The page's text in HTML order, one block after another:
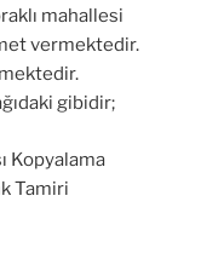
mahallesi
vermektedir.
gibidir;
Kopyalama
Tamiri